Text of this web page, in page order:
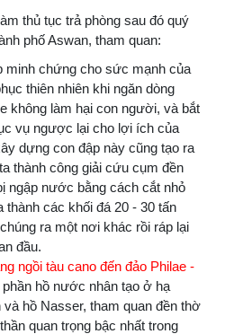
thủ tục trả phòng sau đó quý
phố Aswan, tham quan:
minh chứng cho sức mạnh của
thiên nhiên khi ngăn dòng
không làm hại con người, và bắt
vụ ngược lại cho lợi ích của
dựng con đập này cũng tạo ra
thành công giải cứu cụm đền
ngập nước bằng cách cắt nhỏ
thành các khối đá 20 - 30 tấn
ra một nơi khác rồi ráp lại
đầu.
ngồi tàu cano đến đảo Philae -
hồ nước nhân tạo ở hạ
và hồ Nasser, tham quan đền thờ
quan trọng bậc nhất trong